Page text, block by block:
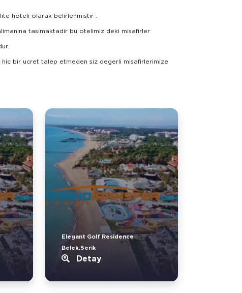
hoteli olarak belirlenmistir .
tasimaktadir bu otelimiz deki misafirler
bir ucret talep etmeden siz degerli misafirlerimize
Elegant Golf Residence
Belek.Serik
Detay